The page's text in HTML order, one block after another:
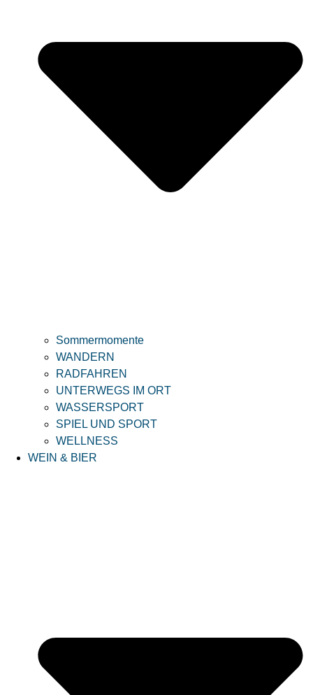
Sommermomente
WANDERN
RADFAHREN
UNTERWEGS IM ORT
WASSERSPORT
SPIEL UND SPORT
WELLNESS
WEIN & BIER